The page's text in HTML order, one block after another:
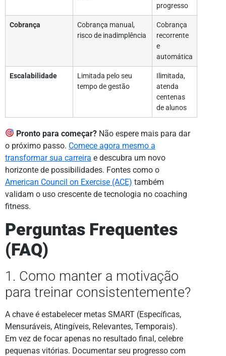
progresso
Cobrança
Cobrança manual,
risco de inadimplência
Cobrança
recorrente
e
automática
Escalabilidade
Limitada pelo seu
tempo de gestão
Ilimitada,
atenda
centenas
de alunos
Pronto para começar? Não espere mais para dar
o próximo passo. Comece agora mesmo a
transformar sua carreira e descubra um novo
horizonte de possibilidades. Fontes como o
American Council on Exercise (ACE) também
validam o uso crescente de tecnologia no coaching
fitness.
Perguntas Frequentes
(FAQ)
1. Como manter a motivação
para treinar consistentemente?
A chave é estabelecer metas SMART (Específicas,
Mensuráveis, Atingíveis, Relevantes, Temporais).
Em vez de focar apenas no resultado final, celebre
pequenas vitórias. Documentar seu progresso com